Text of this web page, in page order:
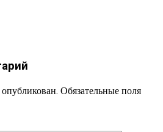
Обязательные поля